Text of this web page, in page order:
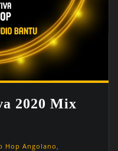
2020 Mix
Hop Angolano